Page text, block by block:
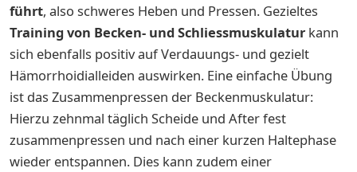
führt, also schweres Heben und Pressen. Gezieltes
Training von Becken- und Schliessmuskulatur kann
sich ebenfalls positiv auf Verdauungs- und gezielt
Hämorrhoidialleiden auswirken. Eine einfache Übung
ist das Zusammenpressen der Beckenmuskulatur:
Hierzu zehnmal täglich Scheide und After fest
zusammenpressen und nach einer kurzen Haltephase
wieder entspannen. Dies kann zudem einer